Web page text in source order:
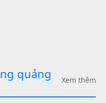
quảng
Xem thêm